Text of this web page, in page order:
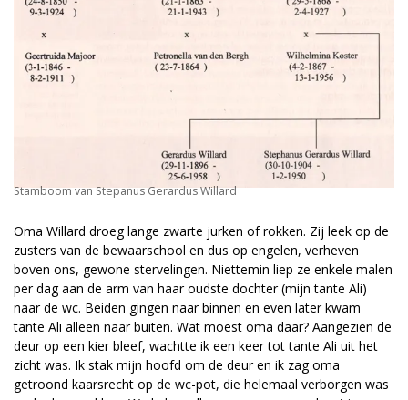
Stamboom van Stepanus Gerardus Willard
Oma Willard droeg lange zwarte jurken of rokken. Zij leek op de
zusters van de bewaarschool en dus op engelen, verheven
boven ons, gewone stervelingen. Niettemin liep ze enkele malen
per dag aan de arm van haar oudste dochter (mijn tante Ali)
naar de wc. Beiden gingen naar binnen en even later kwam
tante Ali alleen naar buiten. Wat moest oma daar? Aangezien de
deur op een kier bleef, wachtte ik een keer tot tante Ali uit het
zicht was. Ik stak mijn hoofd om de deur en ik zag oma
getroond kaarsrecht op de wc-pot, die helemaal verborgen was